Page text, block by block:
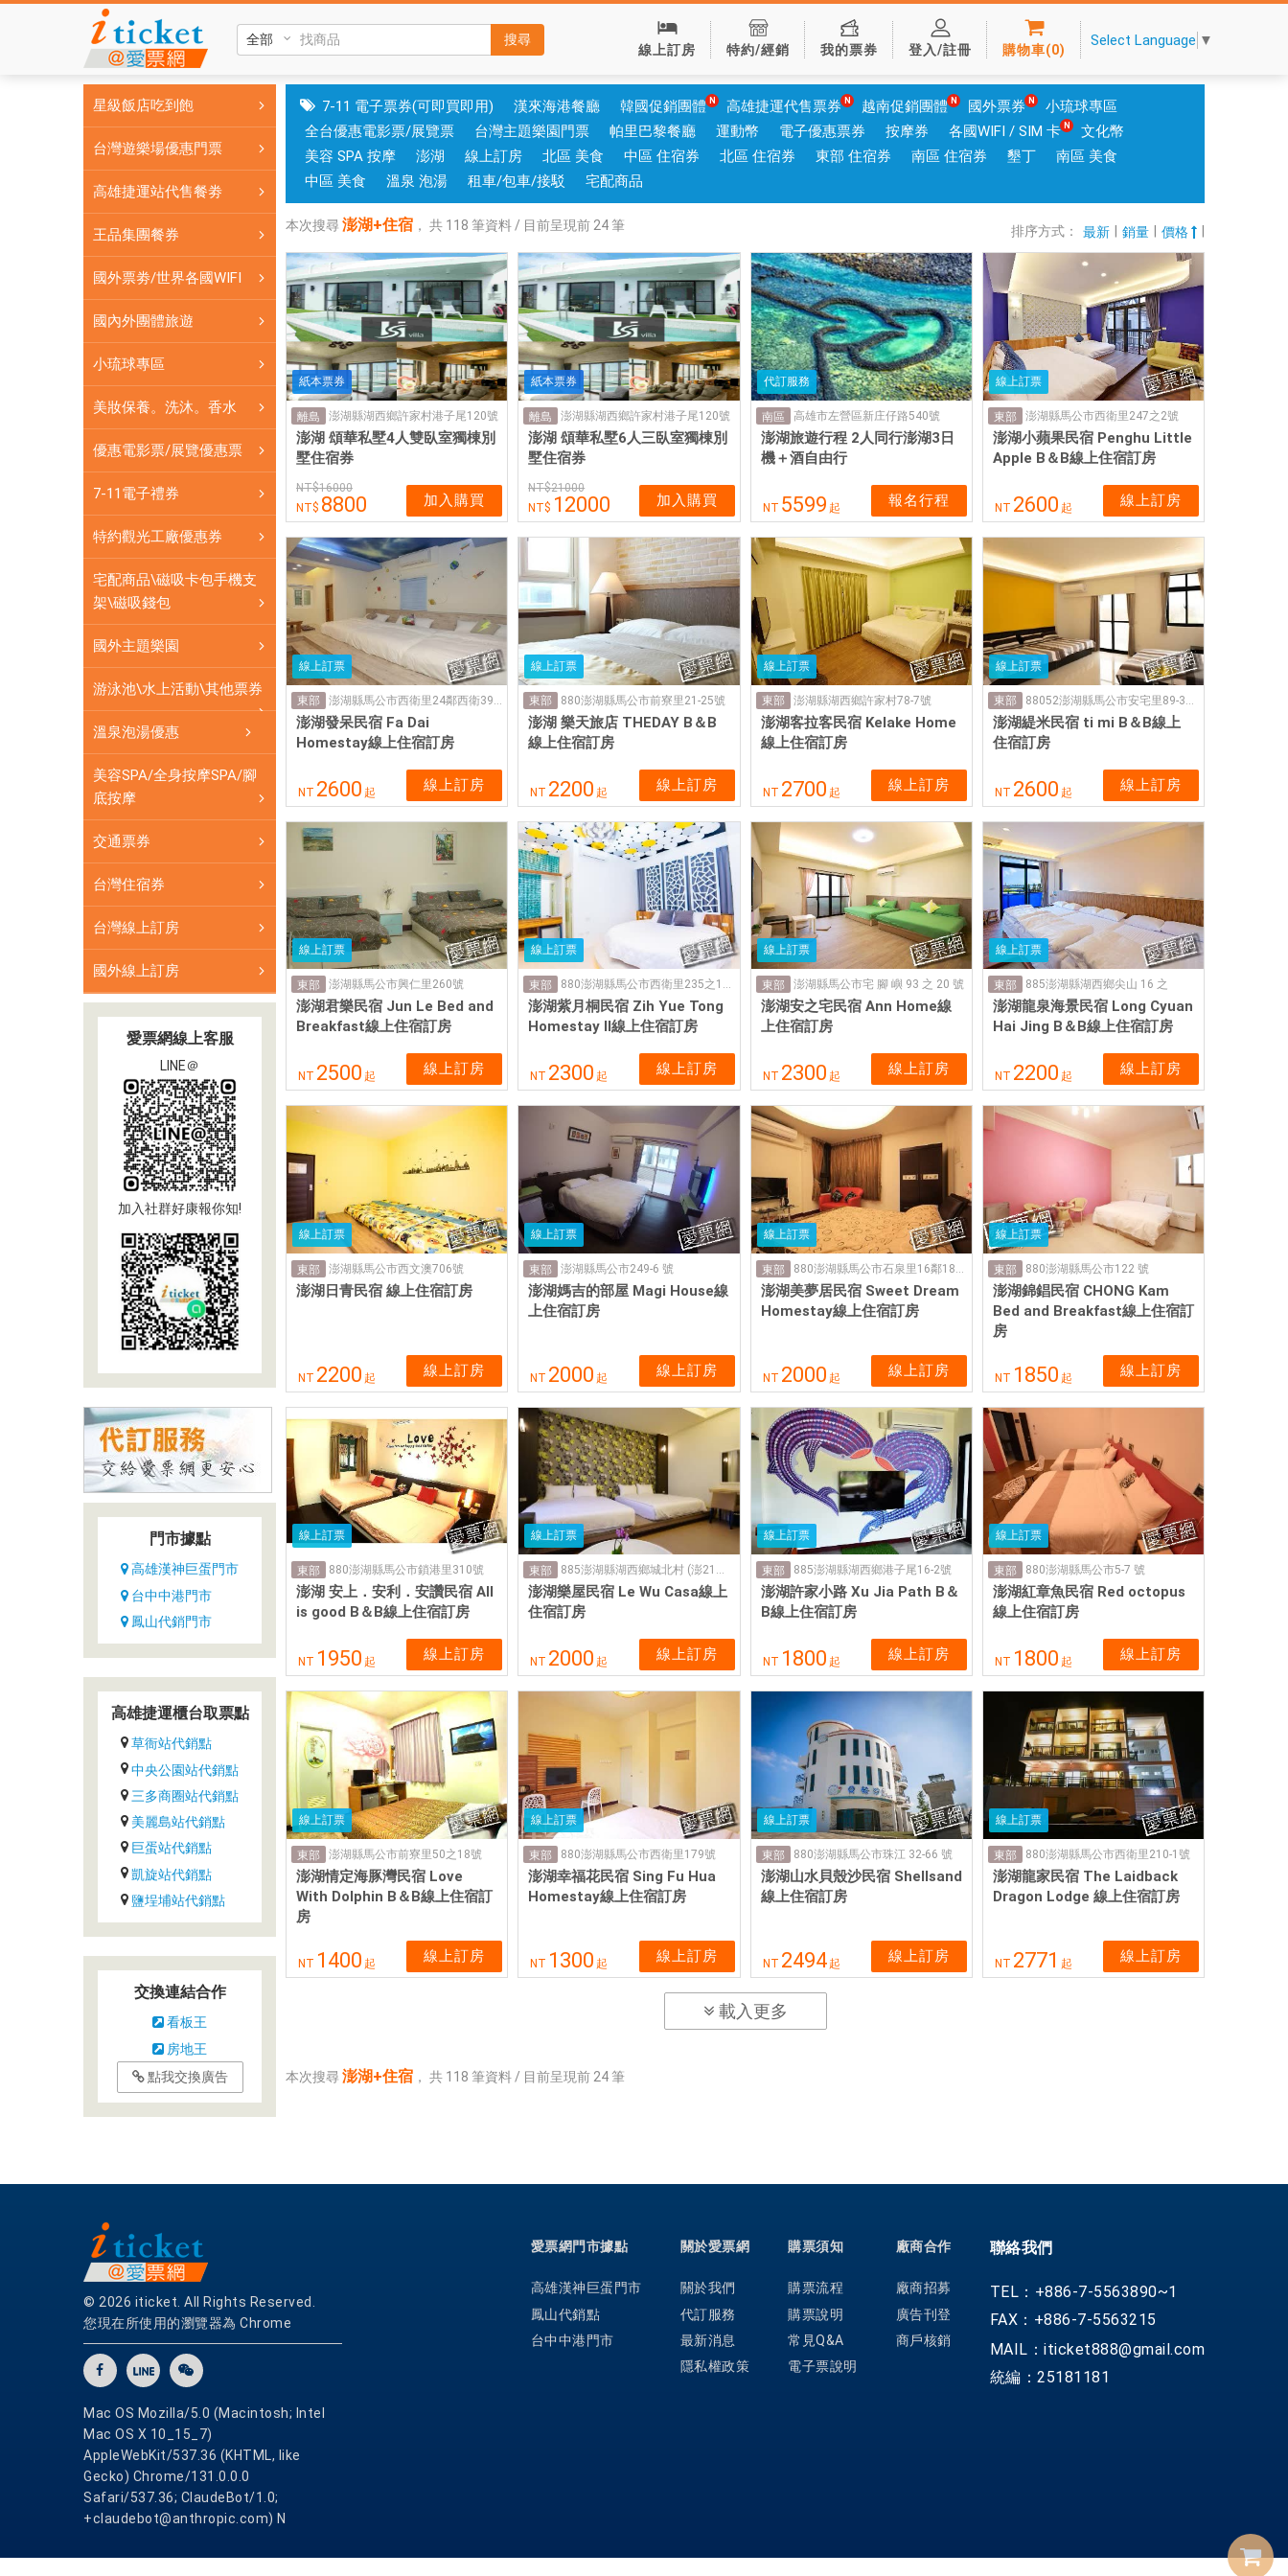
宿|
卡
門
市
銷；
銷
各
實
體
網
卡
買
即
用
搜尋
線上訂房 特約/經銷 我的票券 登入/註冊 購物車(0)
Select Language ▼
星級飯店吃到飽
台灣遊樂場優惠門票
高雄捷運站代售餐劵
王品集團餐券
國外票劵/世界各國WIFI
國內外團體旅遊
小琉球專區
美妝保養。洗沐。香水
優惠電影票/展覽優惠票
7-11電子禮券
特約觀光工廠優惠券
宅配商品\磁吸卡包手機支
架\磁吸錢包
國外主題樂園
游泳池\水上活動\其他票券
溫泉泡湯優惠
美容SPA/全身按摩SPA/腳
底按摩
交通票券
台灣住宿券
台灣線上訂房
國外線上訂房
愛票網線上客服
LINE＠
加入社群好康報你知!
門市據點
高雄漢神巨蛋門市
台中中港門市
鳳山代銷門市
高雄捷運櫃台取票點
草衙站代銷點
中央公園站代銷點
三多商圈站代銷點
美麗島站代銷點
巨蛋站代銷點
凱旋站代銷點
鹽埕埔站代銷點
交換連結合作
看板王
房地王
點我交換廣告
7-11 電子票券(可即買即用) 漢來海港餐廳 韓國促銷團體 高雄捷運代售票券 越南促銷團體 國外票券
小琉球專區
全台優惠電影票/展覽票
台灣主題樂園門票 帕里巴黎餐廳 運動幣 電子優惠票券 按摩券 各國WIFI / SIM 卡
文化幣
美容 SPA 按摩
澎湖 線上訂房 北區 美食 中區 住宿券 北區 住宿券 東部 住宿券 南區 住宿券 墾丁
南區 美食
中區 美食
溫泉 泡湯 租車/包車/接駁 宅配商品
本次搜尋 澎湖+住宿 ， 共 118 筆資料 / 目前呈現前 24 筆 排序方式： 最新 銷量 價格
紙本票券
離島 澎湖縣湖西鄉許家村港子尾120號
澎湖 頌華私墅4人雙臥室獨棟別
墅住宿券
16000
8800 加入購買
紙本票券
離島 澎湖縣湖西鄉許家村港子尾120號
澎湖 頌華私墅6人三臥室獨棟別
墅住宿券
21000
12000 加入購買
代訂服務
南區 高雄市左營區新庄仔路540號
澎湖旅遊行程 2人同行澎湖3日
機＋酒自由行
NT 5599 起 報名行程
線上訂票
東部 澎湖縣馬公市西衛里247之2號
澎湖小蘋果民宿 Penghu Little
Apple B＆B線上住宿訂房
NT 2600 起 線上訂房
線上訂票
東部
澎湖發呆民宿 Fa Dai
Homestay線上住宿訂房
NT 2600 起 線上訂房
線上訂票
東部 880澎湖縣馬公市前寮里21-25號
澎湖 樂天旅店 THEDAY B＆B
線上住宿訂房
NT 2200 起 線上訂房
線上訂票
東部 澎湖縣湖西鄉許家村78-7號
澎湖客拉客民宿 Kelake Home
線上住宿訂房
NT 2700 起 線上訂房
線上訂票
東部
澎湖緹米民宿 ti mi B＆B線上
住宿訂房
NT 2600 起 線上訂房
線上訂票
東部 澎湖縣馬公市興仁里260號
澎湖君樂民宿 Jun Le Bed and
Breakfast線上住宿訂房
NT 2500 起 線上訂房
線上訂票
東部 880澎湖縣馬公市西衛里235之17號
澎湖紫月桐民宿 Zih Yue Tong
Homestay II線上住宿訂房
NT 2300 起 線上訂房
線上訂票
東部 澎湖縣馬公市宅 腳 嶼 93 之 20 號
澎湖安之宅民宿 Ann Home線
上住宿訂房
NT 2300 起 線上訂房
線上訂票
東部 885澎湖縣湖西鄉尖山 16 之
澎湖龍泉海景民宿 Long Cyuan
Hai Jing B＆B線上住宿訂房
NT 2200 起 線上訂房
線上訂票
東部 澎湖縣馬公市西文澳706號
澎湖日青民宿 線上住宿訂房
NT 2200 起 線上訂房
線上訂票
東部 澎湖縣馬公市249-6 號
澎湖媽吉的部屋 Magi House線
上住宿訂房
NT 2000 起 線上訂房
線上訂票
東部
澎湖美夢居民宿 Sweet Dream
Homestay線上住宿訂房
NT 2000 起 線上訂房
線上訂票
東部 880澎湖縣馬公市122 號
澎湖錦錩民宿 CHONG Kam
Bed and Breakfast線上住宿訂
房
NT 1850 起 線上訂房
線上訂票
東部 880澎湖縣馬公市鎖港里310號
澎湖 安上．安利．安讚民宿 All
is good B＆B線上住宿訂房
NT 1950 起 線上訂房
線上訂票
東部 885澎湖縣湖西鄉城北村 (澎21鄉道)5-29 號
澎湖樂屋民宿 Le Wu Casa線上
住宿訂房
NT 2000 起 線上訂房
線上訂票
東部 885澎湖縣湖西鄉港子尾16-2號
澎湖許家小路 Xu Jia Path B＆
B線上住宿訂房
NT 1800 起 線上訂房
線上訂票
東部 880澎湖縣馬公市5-7 號
澎湖紅章魚民宿 Red octopus
線上住宿訂房
NT 1800 起 線上訂房
線上訂票
東部 澎湖縣馬公市前寮里50之18號
澎湖情定海豚灣民宿 Love
With Dolphin B＆B線上住宿訂
房
NT 1400 起 線上訂房
線上訂票
東部 880澎湖縣馬公市西衛里179號
澎湖幸福花民宿 Sing Fu Hua
Homestay線上住宿訂房
NT 1300 起 線上訂房
線上訂票
東部 880澎湖縣馬公市珠江 32-66 號
澎湖山水貝殼沙民宿 Shellsand
線上住宿訂房
NT 2494 起 線上訂房
線上訂票
東部 880澎湖縣馬公市西衛里210-1號
澎湖龍家民宿 The Laidback
Dragon Lodge 線上住宿訂房
NT 2771 起 線上訂房
載入更多
本次搜尋 澎湖+住宿 ， 共 118 筆資料 / 目前呈現前 24 筆
© 2026 iticket. All Rights Reserved.
您現在所使用的瀏覽器為 Chrome
Mac OS Mozilla/5.0 (Macintosh; Intel
Mac OS X 10_15_7)
AppleWebKit/537.36 (KHTML, like
Gecko) Chrome/131.0.0.0
Safari/537.36; ClaudeBot/1.0;
+claudebot@anthropic.com) N
聯絡我們
TEL：+886-7-5563890~1
FAX：+886-7-5563215
MAIL：iticket888@gmail.com
統編：25181181
廠商合作
廠商招募
廣告刊登
商戶核銷
購票須知
購票流程
購票說明
常見Q&A
電子票說明
關於愛票網
關於我們
代訂服務
最新消息
隱私權政策
愛票網門市據點
高雄漢神巨蛋門市
鳳山代銷點
台中中港門市